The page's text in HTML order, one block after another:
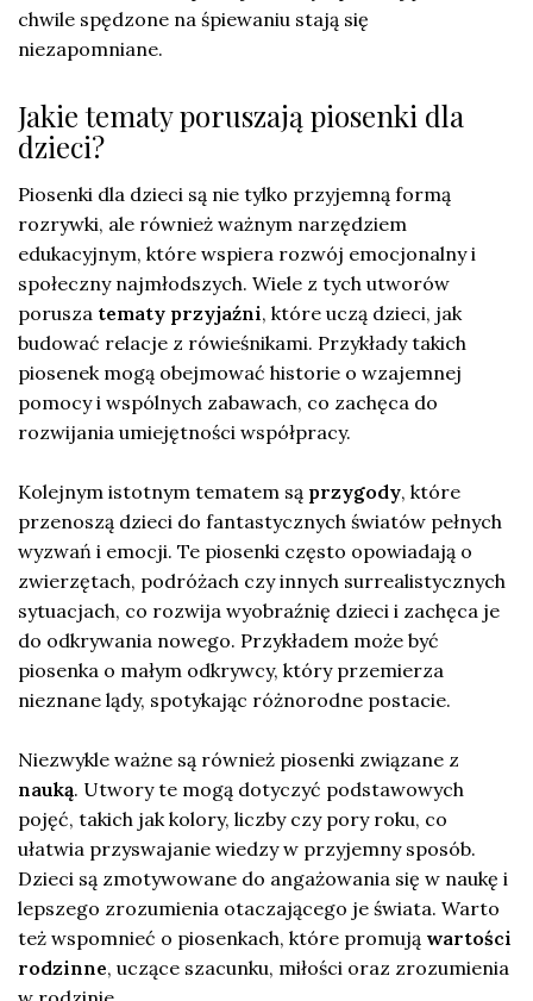
chwile spędzone na śpiewaniu stają się
niezapomniane.
Jakie tematy poruszają piosenki dla
dzieci?
Piosenki dla dzieci są nie tylko przyjemną formą
rozrywki, ale również ważnym narzędziem
edukacyjnym, które wspiera rozwój emocjonalny i
społeczny najmłodszych. Wiele z tych utworów
porusza tematy przyjaźni, które uczą dzieci, jak
budować relacje z rówieśnikami. Przykłady takich
piosenek mogą obejmować historie o wzajemnej
pomocy i wspólnych zabawach, co zachęca do
rozwijania umiejętności współpracy.
Kolejnym istotnym tematem są przygody, które
przenoszą dzieci do fantastycznych światów pełnych
wyzwań i emocji. Te piosenki często opowiadają o
zwierzętach, podróżach czy innych surrealistycznych
sytuacjach, co rozwija wyobraźnię dzieci i zachęca je
do odkrywania nowego. Przykładem może być
piosenka o małym odkrywcy, który przemierza
nieznane lądy, spotykając różnorodne postacie.
Niezwykle ważne są również piosenki związane z
nauką. Utwory te mogą dotyczyć podstawowych
pojęć, takich jak kolory, liczby czy pory roku, co
ułatwia przyswajanie wiedzy w przyjemny sposób.
Dzieci są zmotywowane do angażowania się w naukę i
lepszego zrozumienia otaczającego je świata. Warto
też wspomnieć o piosenkach, które promują wartości
rodzinne, uczące szacunku, miłości oraz zrozumienia